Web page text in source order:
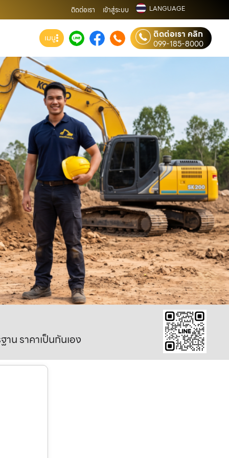
ติดต่อเรา เข้าสู่ระบบ LANGUAGE
เมนู ติดต่อเรา คลิก
099-185-8000
น ราคาเป็นกันเอง